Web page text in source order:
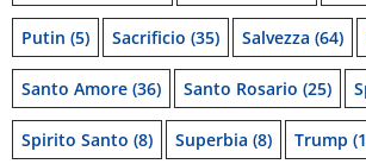
Putin (5) Sacrificio (35) Salvezza (64)
Santo Amore (36) Santo Rosario (25)
Spirito Santo (8) Superbia (8) Trump